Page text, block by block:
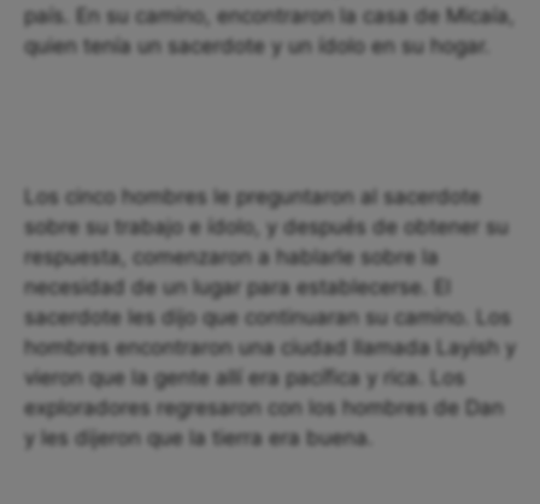
país. En su camino, encontraron la casa de Micaía,
quien tenía un sacerdote y un ídolo en su hogar.
Los cinco hombres le preguntaron al sacerdote
sobre su trabajo e ídolo, y después de obtener su
respuesta, comenzaron a hablarle sobre la
necesidad de un lugar para establecerse. El
sacerdote les dijo que continuaran su camino. Los
hombres encontraron una ciudad llamada Layish y
vieron que la gente allí era pacífica y rica. Los
exploradores regresaron con los hombres de Dan
y les dijeron que la tierra era buena.